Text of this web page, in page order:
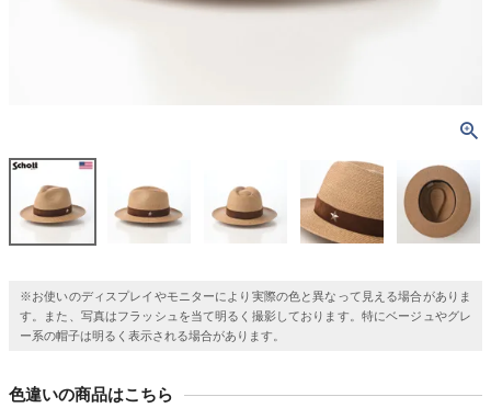
※お使いのディスプレイやモニターにより実際の色と異なって見える場合がありま
す。また、写真はフラッシュを当て明るく撮影しております。特にベージュやグレ
ー系の帽子は明るく表示される場合があります。
色違いの商品はこちら